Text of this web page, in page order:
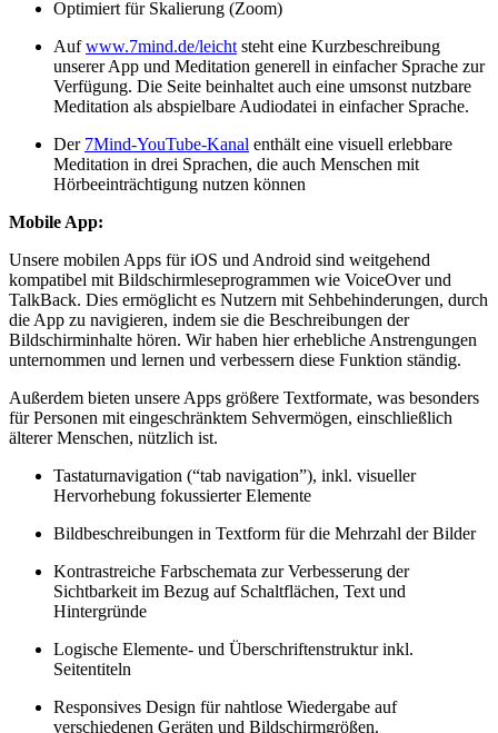
Optimiert für Skalierung (Zoom)
Aufwww.7mind.de/leicht steht eine Kurzbeschreibung
unserer App und Meditation generell in einfacher Sprache zur
Verfügung. Die Seite beinhaltet auch eine umsonst nutzbare
Meditation als abspielbare Audiodatei in einfacher Sprache.
Der 7Mind-YouTube-Kanal enthält eine visuell erlebbare
Meditation in drei Sprachen, die auch Menschen mit
Hörbeeinträchtigung nutzen können
Mobile App:
Unsere mobilen Apps für iOS und Android sind weitgehend
kompatibel mit Bildschirmleseprogrammen wie VoiceOver und
TalkBack. Dies ermöglicht es Nutzern mit Sehbehinderungen, durch
die App zu navigieren, indem sie die Beschreibungen der
Bildschirminhalte hören. Wir haben hier erhebliche Anstrengungen
unternommen und lernen und verbessern diese Funktion ständig.
Außerdem bieten unsere Apps größere Textformate, was besonders
für Personen mit eingeschränktem Sehvermögen, einschließlich
älterer Menschen, nützlich ist.
Tastaturnavigation (“tab navigation”), inkl. visueller
Hervorhebung fokussierter Elemente
Bildbeschreibungen in Textform für die Mehrzahl der Bilder
Kontrastreiche Farbschemata zur Verbesserung der
Sichtbarkeit im Bezug auf Schaltflächen, Text und
Hintergründe
Logische Elemente- und Überschriftenstruktur inkl.
Seitentiteln
Responsives Design für nahtlose Wiedergabe auf
verschiedenen Geräten und Bildschirmgrößen.